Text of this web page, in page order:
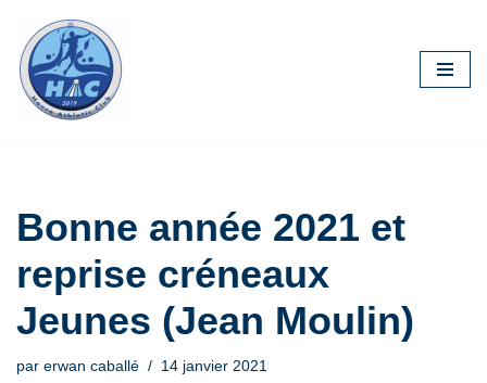
Aller
au
contenu
Bonne année 2021 et
reprise créneaux
Jeunes (Jean Moulin)
par erwan caballé 14 janvier 2021